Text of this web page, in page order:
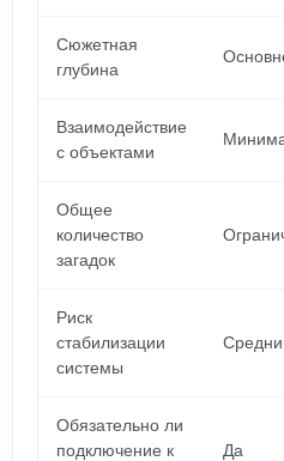
Сюжетная
глубина
Взаимодействие
с объектами
Общее
количество
загадок
Риск
стабилизации
системы
Обязательно ли
подключение к
Да